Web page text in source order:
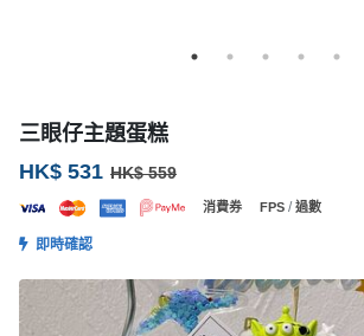
三眼仔主題蛋糕
HK$ 531 HK$ 559
消費券 FPS / 過數
即時確認